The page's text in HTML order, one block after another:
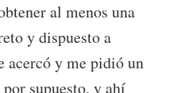
al menos una
y dispuesto a
y me pidió un
supuesto, y ahí